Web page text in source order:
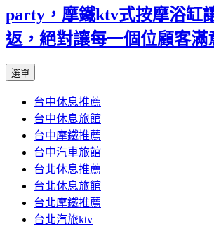
party，摩鐵ktv式按摩浴缸
返，絕對讓每一個位顧客滿
選單
內
容
台中休息推薦
台中休息旅館
台中摩鐵推薦
台中汽車旅館
台北休息推薦
台北休息旅館
台北摩鐵推薦
台北汽旅ktv